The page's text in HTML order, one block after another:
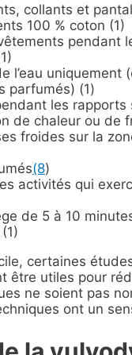
collants et
100 % coton (1)
pendant
l’eau
parfumés) (1)
les
de chaleur ou de
froides sur la
(8)
activités qui
de 5 à 10
certaines
être utiles pour
ne soient pas
ont un